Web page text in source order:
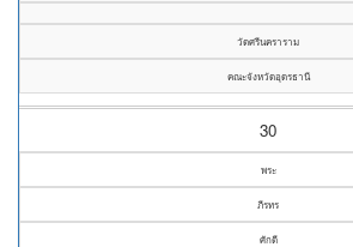
วัดศรีนคราราม
คณะจังหวัดอุดรธานี
30
พระ
ภีรทร
ศักดี